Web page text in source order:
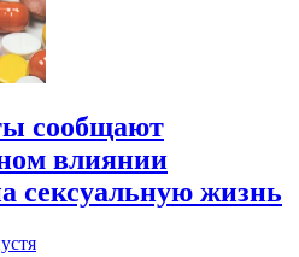
сообщают
влиянии
сексуальную жизнь